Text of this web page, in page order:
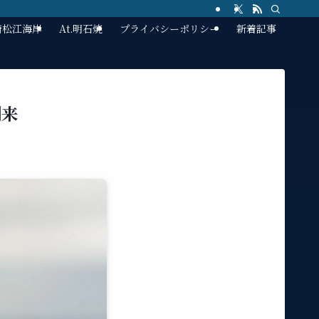
江海岸 At.明石焼 プライバシーポリシー 新着記事